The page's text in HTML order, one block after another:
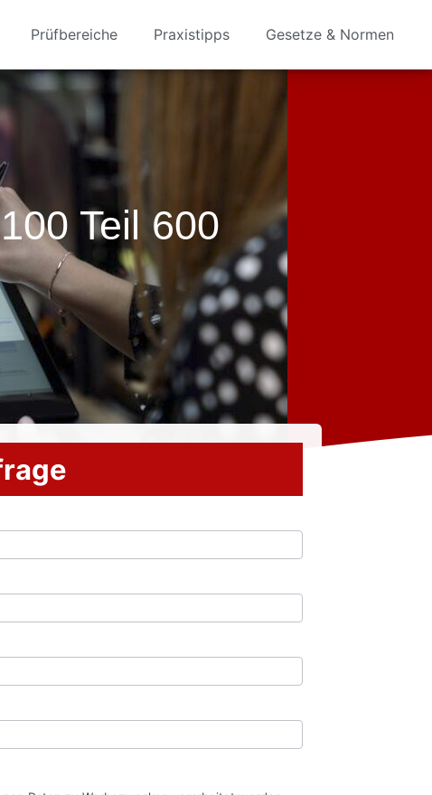
Prüfbereiche Praxistipps Gesetze & Normen
Teil 600